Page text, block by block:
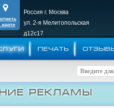
карте
Россия г. Москва
ул. 2-я Мелитопольская
д12c17
ПЕЧАТЬ
рекламы